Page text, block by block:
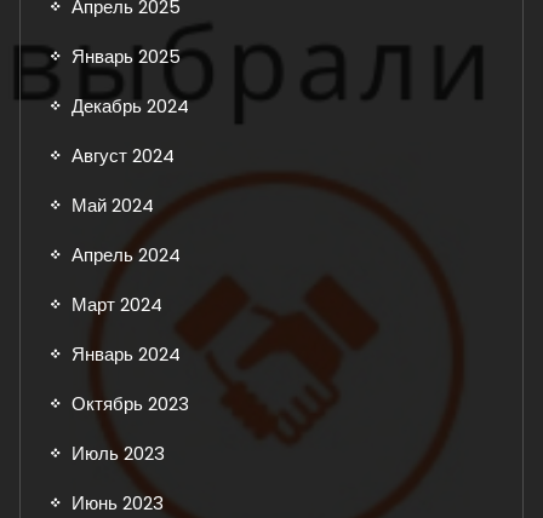
Апрель 2025
Январь 2025
Декабрь 2024
Август 2024
Май 2024
Апрель 2024
Март 2024
Январь 2024
Октябрь 2023
Июль 2023
Июнь 2023